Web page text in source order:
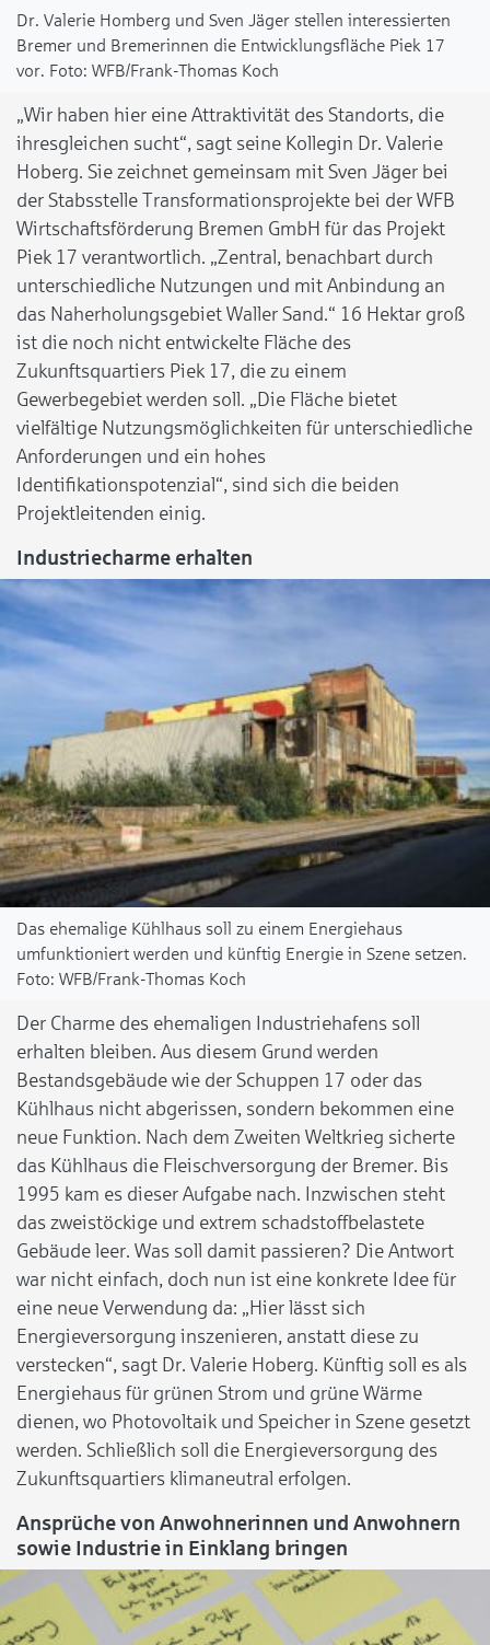
Dr. Valerie Homberg und Sven Jäger stellen interessierten
Bremer und Bremerinnen die Entwicklungsfläche Piek 17
vor.
WFB/Frank-Thomas Koch
„Wir haben hier eine Attraktivität des Standorts, die
ihresgleichen sucht“, sagt seine Kollegin Dr. Valerie
Hoberg. Sie zeichnet gemeinsam mit Sven Jäger bei
der Stabsstelle Transformationsprojekte bei der WFB
Wirtschaftsförderung Bremen GmbH für das Projekt
Piek 17 verantwortlich. „Zentral, benachbart durch
unterschiedliche Nutzungen und mit Anbindung an
das Naherholungsgebiet Waller Sand.“ 16 Hektar groß
ist die noch nicht entwickelte Fläche des
Zukunftsquartiers Piek 17, die zu einem
Gewerbegebiet werden soll. „Die Fläche bietet
vielfältige Nutzungsmöglichkeiten für unterschiedliche
Anforderungen und ein hohes
Identifikationspotenzial“, sind sich die beiden
Projektleitenden einig.
Industriecharme erhalten
Das ehemalige Kühlhaus soll zu einem Energiehaus
umfunktioniert werden und künftig Energie in Szene setzen.
WFB/Frank-Thomas Koch
Der Charme des ehemaligen Industriehafens soll
erhalten bleiben. Aus diesem Grund werden
Bestandsgebäude wie der Schuppen 17 oder das
Kühlhaus nicht abgerissen, sondern bekommen eine
neue Funktion. Nach dem Zweiten Weltkrieg sicherte
das Kühlhaus die Fleischversorgung der Bremer. Bis
1995 kam es dieser Aufgabe nach. Inzwischen steht
das zweistöckige und extrem schadstoffbelastete
Gebäude leer. Was soll damit passieren? Die Antwort
war nicht einfach, doch nun ist eine konkrete Idee für
eine neue Verwendung da: „Hier lässt sich
Energieversorgung inszenieren, anstatt diese zu
verstecken“, sagt Dr. Valerie Hoberg. Künftig soll es als
Energiehaus für grünen Strom und grüne Wärme
dienen, wo Photovoltaik und Speicher in Szene gesetzt
werden. Schließlich soll die Energieversorgung des
Zukunftsquartiers klimaneutral erfolgen.
Ansprüche von Anwohnerinnen und Anwohnern
sowie Industrie in Einklang bringen